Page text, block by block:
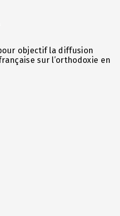
objectif la diffusion
sur l’orthodoxie en